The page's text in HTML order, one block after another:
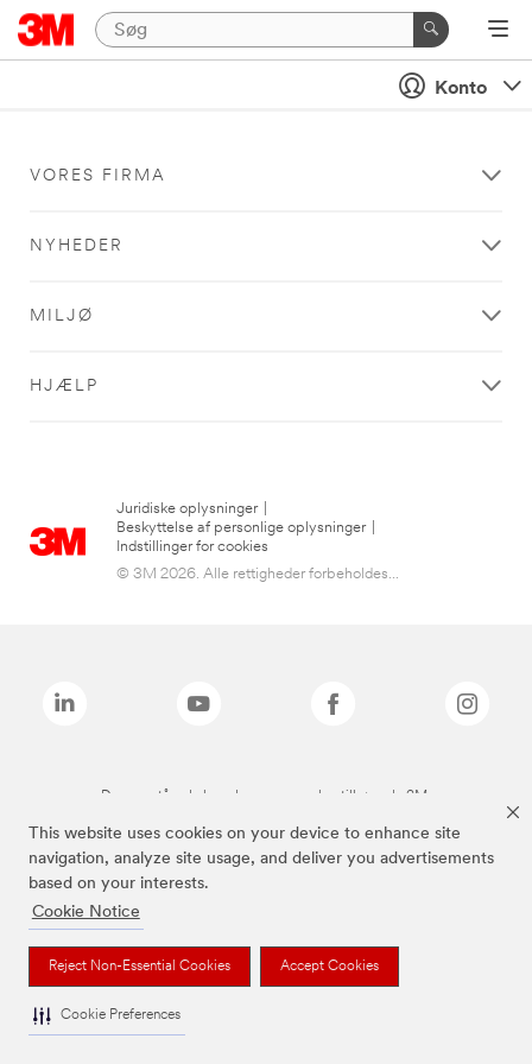
This website uses cookies on your device to enhance site
navigation, analyze site usage, and deliver you advertisements
based on your interests.
Cookie Notice
Reject Non-Essential Cookies Accept Cookies
Cookie Preferences
Konto
VORES FIRMA
NYHEDER
MILJØ
HJÆLP
Juridiske oplysninger
Beskyttelse af personlige oplysninger
Indstillinger for cookies
© 3M 2026. Alle rettigheder forbeholdes...
De ovenstående brands er varemærker tilhørende 3M.